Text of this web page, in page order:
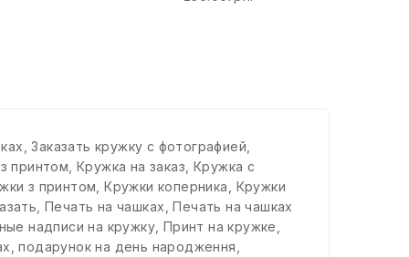
,Заказать кружку с фотографией
принтом ,Кружка на заказ Кружка с
з принтом ,Кружки коперника
Кружки
,Печать на чашках ,Печать на чашках
надписи на кружку Принт на кружке
,подарунок на день народження